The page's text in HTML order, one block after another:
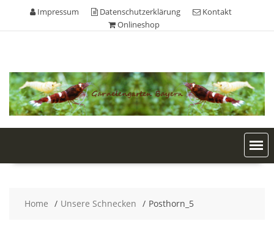
content
Impressum Datenschutzerklärung
Kontakt
Onlineshop
Home Unsere Schnecken Posthorn_5